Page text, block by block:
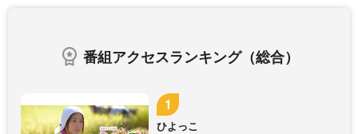
番組アクセスランキング（総合）
ひよっこ